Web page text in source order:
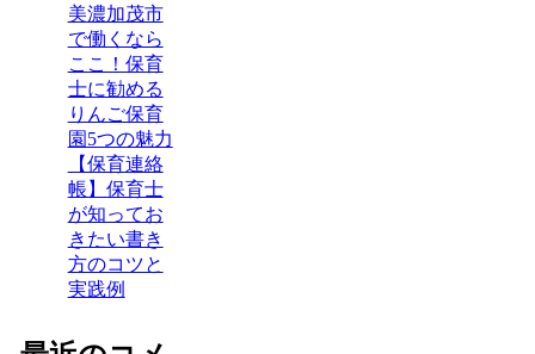
美濃加茂市
で働くなら
ここ！保育
士に勧める
りんご保育
園5つの魅力
【保育連絡
帳】保育士
が知ってお
きたい書き
方のコツと
実践例